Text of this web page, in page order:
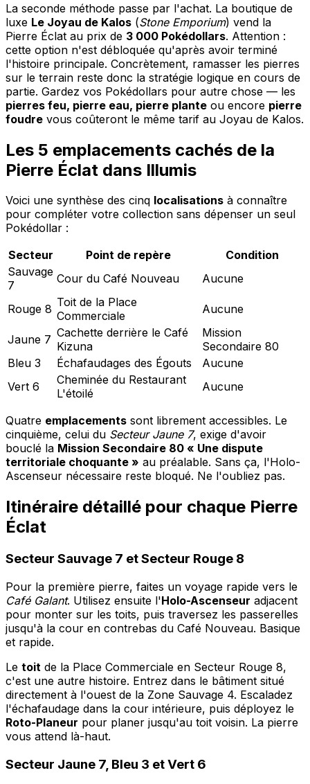
La seconde méthode passe par l'achat. La boutique de
luxe Le Joyau de Kalos (Stone Emporium) vend la
Pierre Éclat au prix de 3 000 Pokédollars. Attention :
cette option n'est débloquée qu'après avoir terminé
l'histoire principale. Concrètement, ramasser les pierres
sur le terrain reste donc la stratégie logique en cours de
partie. Gardez vos Pokédollars pour autre chose — les
pierres feu, pierre eau, pierre plante ou encore pierre
foudre vous coûteront le même tarif au Joyau de Kalos.
Les 5 emplacements cachés de la
Pierre Éclat dans Illumis
Voici une synthèse des cinq localisations à connaître
pour compléter votre collection sans dépenser un seul
Pokédollar :
Secteur
Point de repère
Condition
Sauvage
7
Cour du Café Nouveau Aucune
Rouge 8 Toit de la Place
Commerciale
Aucune
Jaune 7 Cachette derrière le Café
Kizuna
Mission
Secondaire 80
Bleu 3
Échafaudages des Égouts
Aucune
Vert 6
Cheminée du Restaurant
L'étoilé
Aucune
Quatre emplacements sont librement accessibles. Le
cinquième, celui du Secteur Jaune 7, exige d'avoir
bouclé la Mission Secondaire 80 « Une dispute
territoriale choquante » au préalable. Sans ça, l'Holo-
Ascenseur nécessaire reste bloqué. Ne l'oubliez pas.
Itinéraire détaillé pour chaque Pierre
Éclat
Secteur Sauvage 7 et Secteur Rouge 8
Pour la première pierre, faites un voyage rapide vers le
Café Galant. Utilisez ensuite l'Holo-Ascenseur adjacent
pour monter sur les toits, puis traversez les passerelles
jusqu'à la cour en contrebas du Café Nouveau. Basique
et rapide.
Le toit de la Place Commerciale en Secteur Rouge 8,
c'est une autre histoire. Entrez dans le bâtiment situé
directement à l'ouest de la Zone Sauvage 4. Escaladez
l'échafaudage dans la cour intérieure, puis déployez le
Roto-Planeur pour planer jusqu'au toit voisin. La pierre
vous attend là-haut.
Secteur Jaune 7, Bleu 3 et Vert 6